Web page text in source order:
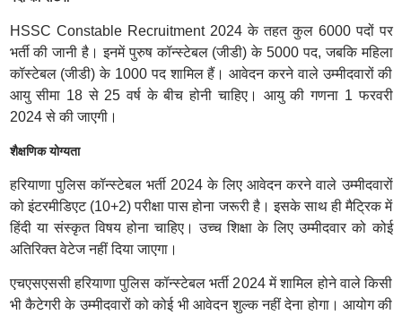
HSSC Constable Recruitment 2024 के तहत कुल 6000 पदों पर
भर्ती की जानी है। इनमें पुरुष कॉन्स्टेबल (जीडी) के 5000 पद, जबकि महिला
कॉस्टेबल (जीडी) के 1000 पद शामिल हैं। आवेदन करने वाले उम्मीदवारों की
आयु सीमा 18 से 25 वर्ष के बीच होनी चाहिए। आयु की गणना 1 फरवरी
2024 से की जाएगी।
शैक्षणिक योग्यता
हरियाणा पुलिस कॉन्स्टेबल भर्ती 2024 के लिए आवेदन करने वाले उम्मीदवारों
को इंटरमीडिएट (10+2) परीक्षा पास होना जरूरी है। इसके साथ ही मैट्रिक में
हिंदी या संस्कृत विषय होना चाहिए। उच्च शिक्षा के लिए उम्मीदवार को कोई
अतिरिक्त वेटेज नहीं दिया जाएगा।
एचएसएससी हरियाणा पुलिस कॉन्स्टेबल भर्ती 2024 में शामिल होने वाले किसी
भी कैटेगरी के उम्मीदवारों को कोई भी आवेदन शुल्क नहीं देना होगा। आयोग की